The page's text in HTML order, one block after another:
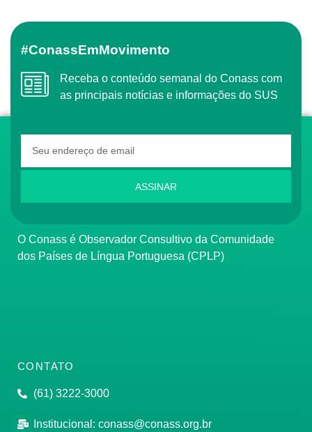
#ConassEmMovimento
Receba o conteúdo semanal do Conass com
as principais notícias e informações do SUS
ASSINAR
O Conass é Observador Consultivo da Comunidade
dos Países de Língua Portuguesa (CPLP)
CONTATO
(61) 3222-3000
Institucional: conass@conass.org.br